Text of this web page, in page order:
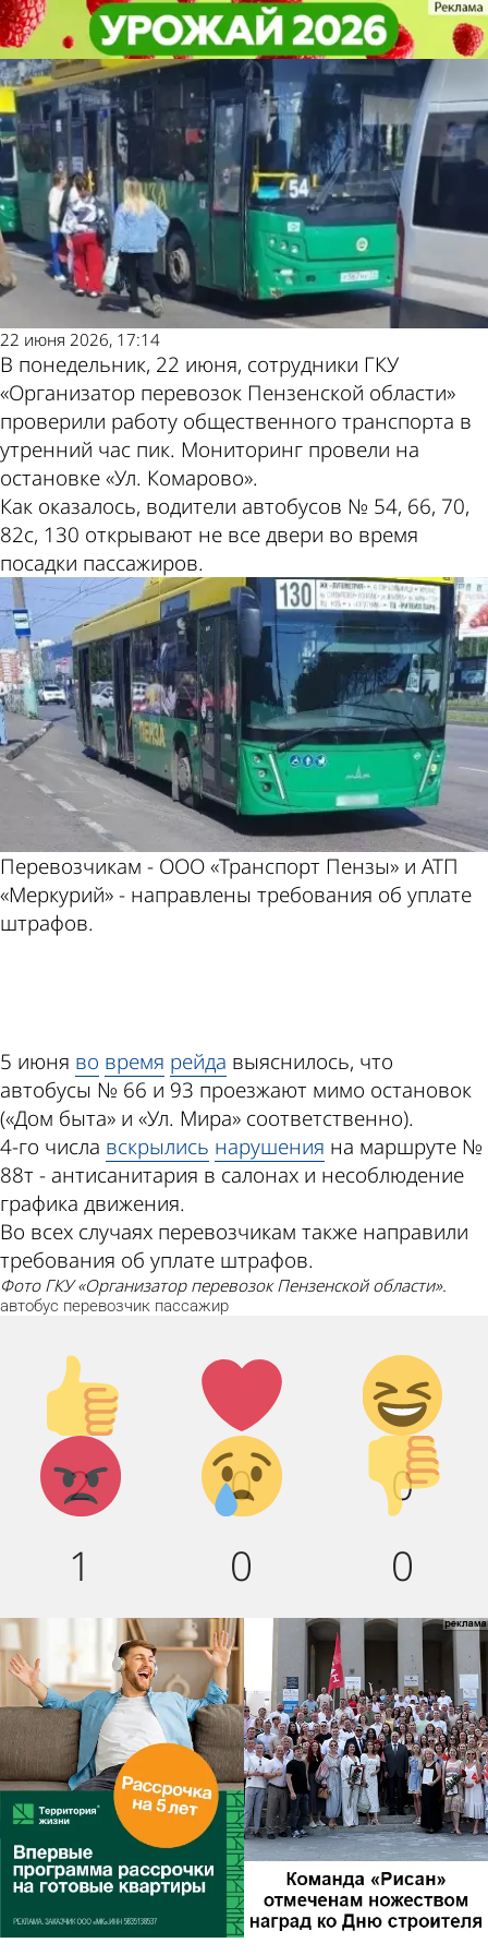
В Пензе на 5 автобусных
маршрутах нашли нарушения
Общество
22 июня 2026, 17:14
В понедельник, 22 июня, сотрудники ГКУ
«Организатор перевозок Пензенской области»
проверили работу общественного транспорта в
утренний час пик. Мониторинг провели на
остановке «Ул. Комарово».
Как оказалось, водители автобусов № 54, 66, 70,
82с, 130 открывают не все двери во время
посадки пассажиров.
Перевозчикам - ООО «Транспорт Пензы» и АТП
«Меркурий» - направлены требования об уплате
штрафов.
5 июня во время рейда выяснилось, что
автобусы № 66 и 93 проезжают мимо остановок
(«Дом быта» и «Ул. Мира» соответственно).
4-го числа вскрылись нарушения на маршруте №
88т - антисанитария в салонах и несоблюдение
графика движения.
Во всех случаях перевозчикам также направили
требования об уплате штрафов.
Фото ГКУ «Организатор перевозок Пензенской области».
автобус перевозчик пассажир
Палец
вверх!
2
Лайк!
0
Дикий
смех!
0
Агрессия!
1
Грусть :(
0
Палец
вниз!
0
В Пензе на 5 автобусных
маршрутах нашли нарушения
Общество
Другие новости по
теме
Погода и курсы
валют в Пензе